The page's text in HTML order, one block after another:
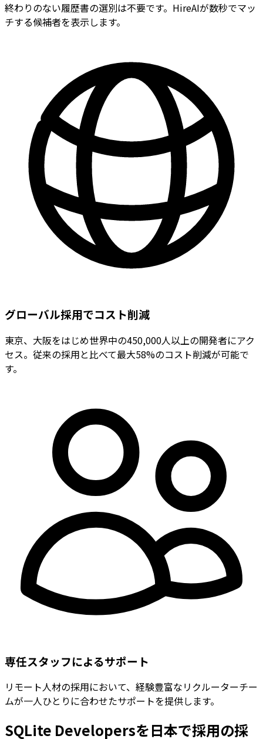
終わりのない履歴書の選別は不要です。HireAIが数秒でマッ
チする候補者を表示します。
グローバル採用でコスト削減
東京、大阪をはじめ世界中の450,000人以上の開発者にアク
セス。従来の採用と比べて最大58%のコスト削減が可能で
す。
専任スタッフによるサポート
リモート人材の採用において、経験豊富なリクルーターチー
ムが一人ひとりに合わせたサポートを提供します。
SQLite Developersを日本で採用の採